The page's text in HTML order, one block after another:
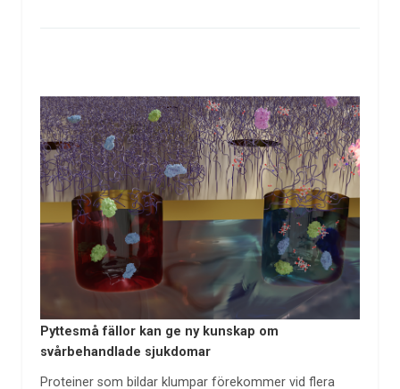
Pyttesmå fällor kan ge ny kunskap om
svårbehandlade sjukdomar
Proteiner som bildar klumpar förekommer vid flera